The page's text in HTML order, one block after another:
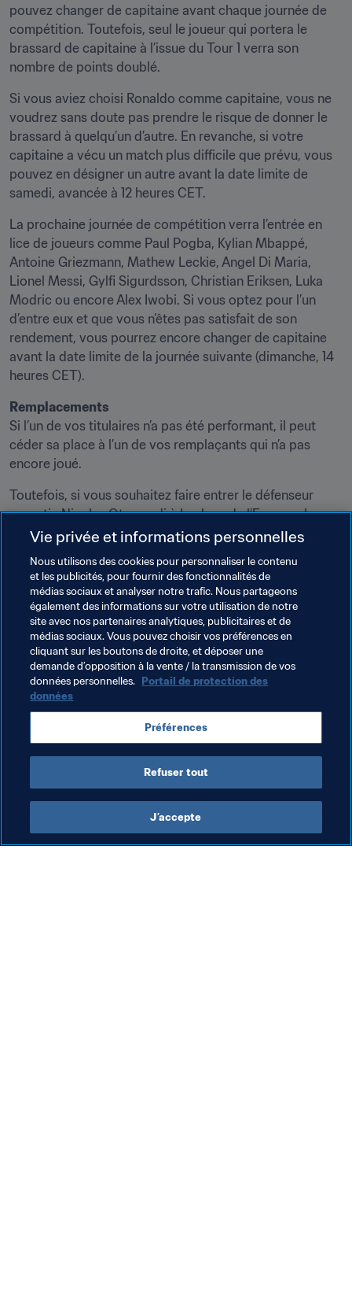
pouvez changer de capitaine avant chaque journée de
compétition. Toutefois, seul le joueur qui portera le
brassard de capitaine à l’issue du Tour 1 verra son
nombre de points doublé.
Si vous aviez choisi Ronaldo comme capitaine, vous ne
voudrez sans doute pas prendre le risque de donner le
brassard à quelqu’un d’autre. En revanche, si votre
capitaine a vécu un match plus difficile que prévu, vous
pouvez en désigner un autre avant la date limite de
samedi, avancée à 12 heures CET.
La prochaine journée de compétition verra l’entrée en
lice de joueurs comme Paul Pogba, Kylian Mbappé,
Antoine Griezmann, Mathew Leckie, Angel Di Maria,
Lionel Messi, Gylfi Sigurdsson, Christian Eriksen, Luka
Modric ou encore Alex Iwobi. Si vous optez pour l’un
d’entre eux et que vous n’êtes pas satisfait de son
rendement, vous pourrez encore changer de capitaine
avant la date limite de la journée suivante (dimanche, 14
heures CET).
Remplacements
Si l’un de vos titulaires n’a pas été performant, il peut
céder sa place à l’un de vos remplaçants qui n’a pas
encore joué.
Toutefois, si vous souhaitez faire entrer le défenseur
argentin Nicolas Otamendi à la place de l’Espagnol
Sergio Ramos, qui n’a marqué qu’un point, vous devez le
journée (samedi, 12 heures CET).
Le programme de la troisième journée
France-Australie : Live Blog
Argentine-Islande : Live Blog
Pérou-Danemark : Live Blog
Croatie-Nigeria : Live Blog
Date limite pour les changements Fantasy : 12 heures
Vie privée et informations personnelles
Nous utilisons des cookies pour personnaliser le contenu
et les publicités, pour fournir des fonctionnalités de
médias sociaux et analyser notre trafic. Nous partageons
également des informations sur votre utilisation de notre
site avec nos partenaires analytiques, publicitaires et de
médias sociaux. Vous pouvez choisir vos préférences en
cliquant sur les boutons de droite, et déposer une
demande d’opposition à la vente / la transmission de vos
données personnelles. Portail de protection des
données
Préférences
Refuser tout
J’accepte